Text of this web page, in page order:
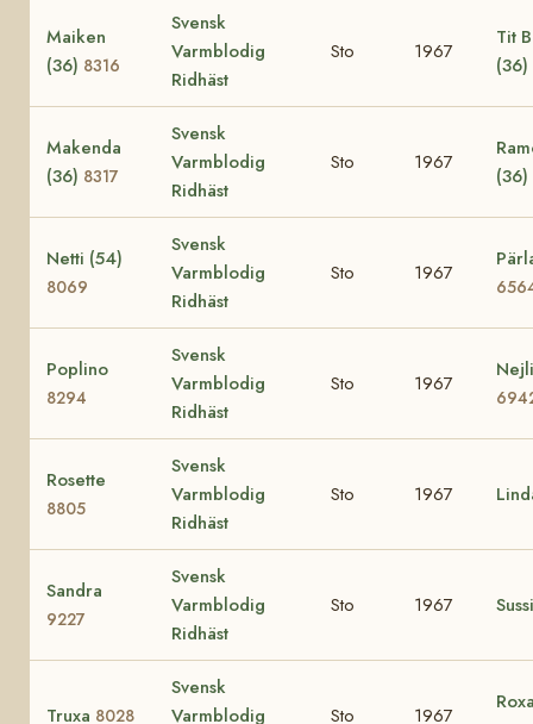
Maiken
(36) 8316
Svensk
Varmblodig
Ridhäst
Sto 1967
Tit
(36)
Makenda
(36) 8317
Svensk
Varmblodig
Ridhäst
Sto 1967
(36)
Netti (54)
8069
Svensk
Varmblodig
Ridhäst
Sto 1967
Poplino
8294
Svensk
Varmblodig
Ridhäst
Sto 1967
Rosette
8805
Svensk
Varmblodig
Ridhäst
Sto 1967
Sandra
9227
Svensk
Varmblodig
Ridhäst
Sto 1967
Truxa 8028
Svensk
Varmblodig
Sto 1967